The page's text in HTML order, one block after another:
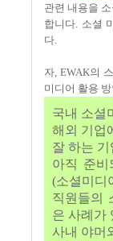
관련 내용을
합니다. 소셜
다.
자, EWAK의
미디어 활용
국내 소셜
해외 기업
잘 하는
아직 준
(소셜미디
직원들의
은 사례가
사내 야머